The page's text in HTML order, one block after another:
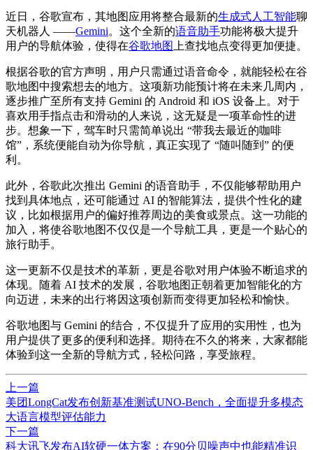
近日，谷歌宣布，其地图应用将整合最新的生成式人工智能聊
天机器人 ——Gemini。这个全新的语音助手功能将极大提升
用户的导航体验，使得在谷歌地图 上查找地点变得更加便捷。
根据谷歌的官方声明，用户只需通过语音命令，就能轻松在谷
歌地图中搜索想去的地方。这项新功能预计将在未来几周内，
逐步推广至所有支持 Gemini 的 Android 和 iOS 设备上。对于
喜欢用手指点击和滑动的人来说，这无疑是一项革命性的进
步。想象一下，驾车时只需简单说出 “带我去最近的咖啡
馆”，系统便能自动为你导航，真正实现了 “随叫随到” 的便
利。
此外，谷歌此次推出 Gemini 的语音助手，不仅能够帮助用户
找到具体地点，还可能通过 AI 的智能算法，提供个性化的建
议，比如根据用户的偏好推荐周边的美食或景点。这一功能的
加入，将使谷歌地图不仅仅是一个导航工具，更是一个贴心的
旅行助手。
这一更新不仅是技术的革新，更是谷歌对用户体验不断追求的
体现。随着 AI 技术的发展，谷歌地图正朝着更加智能化的方
向迈进，未来的出行将因这项创新而变得更加轻松和愉快。
谷歌地图与 Gemini 的结合，不仅提升了应用的实用性，也为
用户提供了更多的便利和选择。期待在不久的将来，大家都能
体验到这一全新的导航方式，轻松问路，享受旅程。
上一篇
美团LongCat发布创新基准测试UNO-Bench，全面提升多模态
大语言模型评估能力
下一篇
科大讯飞发布AI软硬一体方案：在90分贝噪声中也能精准识